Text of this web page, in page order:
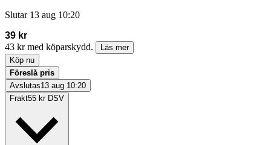
Slutar 13 aug 10:20
39 kr
43 kr med köparskydd.
Läs mer
Köp nu
Föreslå pris
Avslutas13 aug 10:20
Frakt55 kr DSV